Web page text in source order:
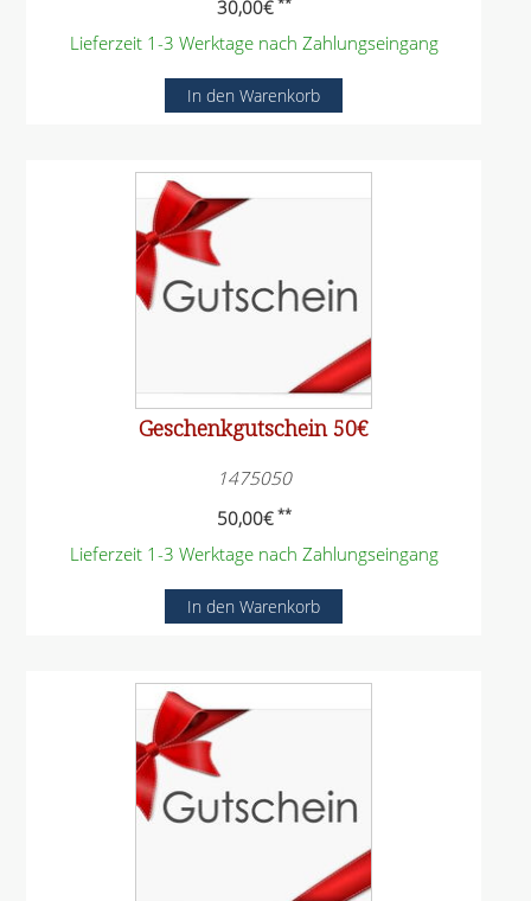
30,00€
Lieferzeit 1-3 Werktage nach Zahlungseingang
Geschenkgutschein 50€
1475050
50,00€**
Lieferzeit 1-3 Werktage nach Zahlungseingang